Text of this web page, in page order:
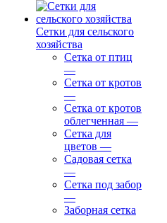
Сетки для сельского
хозяйства
Сетка от птиц
—
Сетка от кротов
—
Сетка от кротов
облегченная —
Сетка для
цветов —
Садовая сетка
—
Сетка под забор
—
Заборная сетка